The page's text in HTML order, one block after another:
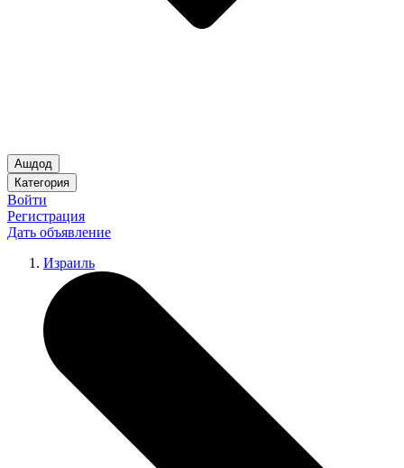
Ашдод
Категория
Войти
Регистрация
Дать объявление
Израиль